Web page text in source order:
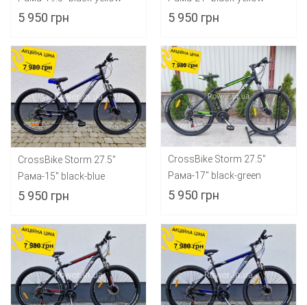
5 950 грн 5 950 грн
CrossBike Storm 27.5"
Рама-15" black-blue
5 950 грн
CrossBike Storm 27.5"
Рама-17" black-green
5 950 грн